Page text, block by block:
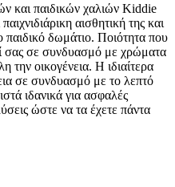
και παιδικών χαλιών Kiddie
αισθητική της και
παιδικό δωμάτιο. Ποιότητα που
σας σε συνδυασμό με χρώματα
την οικογένεια. Η ιδιαίτερα
σε συνδυασμό με το λεπτό
ιδανικά για ασφαλές
ώστε να τα έχετε πάντα